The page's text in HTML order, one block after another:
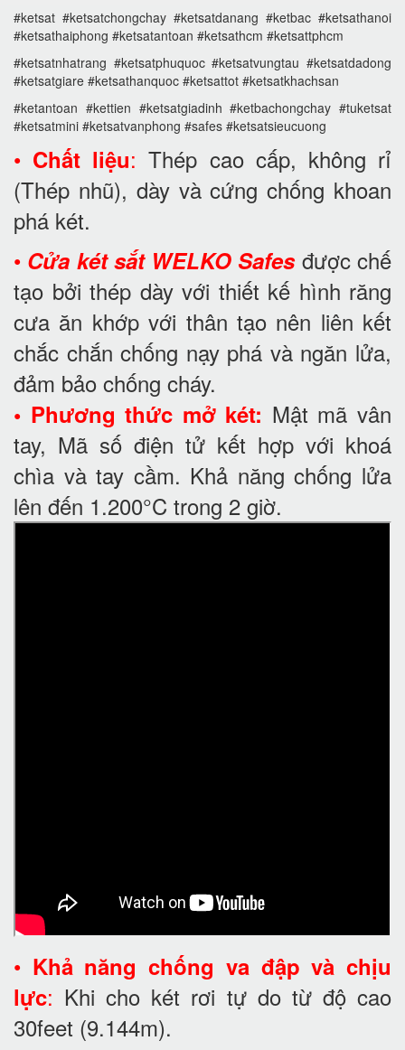
#ketsat #ketsatchongchay #ketsatdanang #ketbac #ketsathanoi
#ketsathaiphong #ketsatantoan #ketsathcm #ketsattphcm
#ketsatnhatrang #ketsatphuquoc #ketsatvungtau #ketsatdadong
#ketsatgiare #ketsathanquoc #ketsattot #ketsatkhachsan
#ketantoan #kettien #ketsatgiadinh #ketbachongchay #tuketsat
#ketsatmini #ketsatvanphong #safes #ketsatsieucuong
• Chất liệu: Thép cao cấp, không rỉ
(Thép nhũ), dày và cứng chống khoan
phá két.
• Cửa két sắt WELKO Safesđược chế
tạo bởi thép dày với thiết kế hình răng
cưa ăn khớp với thân tạo nên liên kết
chắc chắn chống nạy phá và ngăn lửa,
đảm bảo chống cháy.
• Phương thức mở két: Mật mã vân
tay, Mã số điện tử kết hợp với khoá
chìa và tay cầm. Khả năng chống lửa
lên đến 1.200°C trong 2 giờ.
• Khả năng chống va đập và chịu
lực: Khi cho két rơi tự do từ độ cao
30feet (9.144m).